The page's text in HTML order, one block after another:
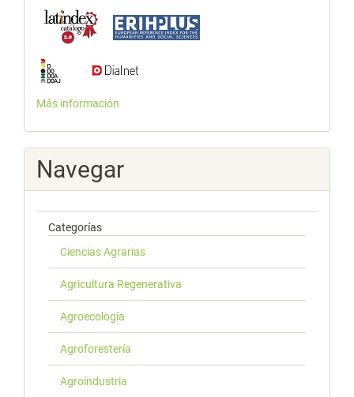
Más información
Navegar
Categorías
Ciencias Agrarias
Agricultura Regenerativa
Agroecología
Agroforestería
Agroindustria